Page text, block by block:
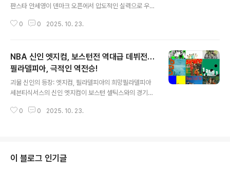
판스타 안세영이 덴마크 오픈에서 압도적인 실력으로 우승
9일 덴마크 오덴세에서 열린 BWF 월드 투어 슈퍼 750 덴
번 우승으로 안세영은 2025년 출전한 11개 국제 대회에
서 8번째 우승을 거머쥐는 기염을 토했습니다. 안세영의
눈부신 활약은 단순한 승리를 넘어, 배드민턴 역사에 새로
운 페이지를 쓰고 있다는 평가를 받고 있습니다. 왕즈이 7
오픈에서 보여준 압도적인 경기력으로, 다시 한번 자신의
0 0 2025. 10. 23.
NBA 신인 엣지컴, 보스턴전 역대급 데뷔전…
필라델피아, 극적인 역전승!
괴물 신인의 등장: 엣지컴, 필라델피아의 희망필라델피아
세븐티식서스의 신인 엣지컴이 보스턴 셀틱스와의 경기에
로 이끌었습니다. 2025 NBA 드래프트 전체 3순위로 지
팀의 미래를 밝히는 신호탄이 되었습니다. 1쿼터, 엣지컴의
화려한 데뷔: 3점슛 3방으로 시작경기 초반부터 엣지컴은
0 0 2025. 10. 23.
이 블로그 인기글